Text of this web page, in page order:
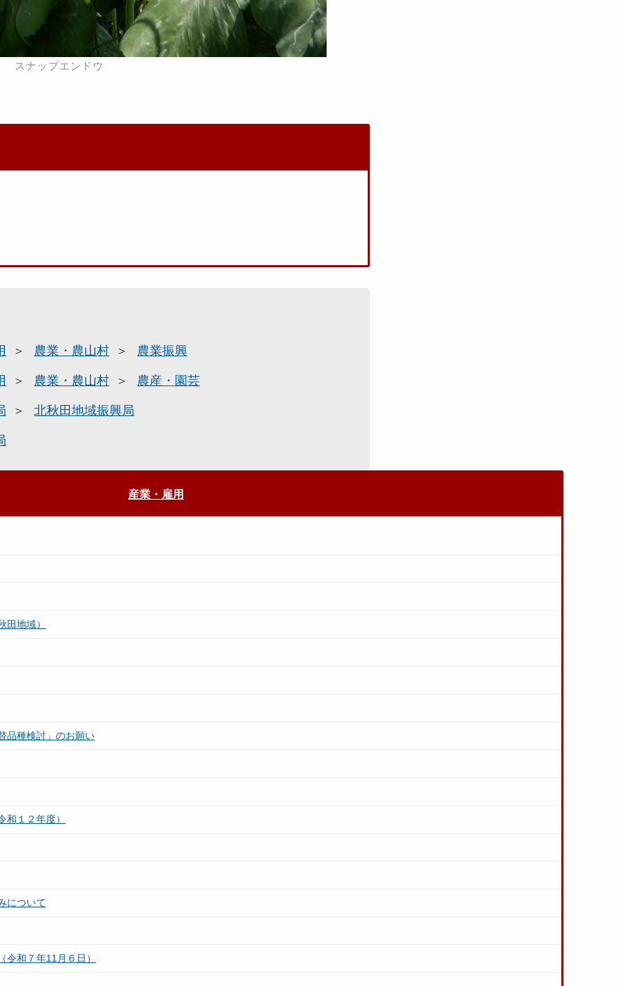
スナップエンドウ
農業・農山村 農業振興
農業・農山村 農産・園芸
北秋田地域振興局
産業・雇用
地域）
品種検討」のお願い
１２年度）
について
和７年11月６日）